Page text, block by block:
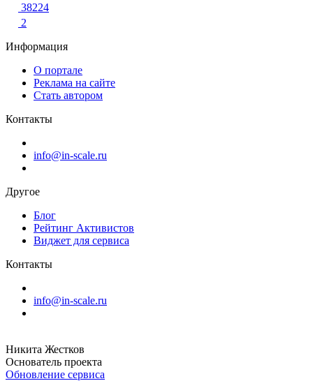
38224
2
Информация
О портале
Реклама на сайте
Стать автором
Контакты
info@in-scale.ru
Другое
Блог
Рейтинг Активистов
Виджет для сервиса
Контакты
info@in-scale.ru
Никита Жестков
Основатель проекта
Обновление сервиса